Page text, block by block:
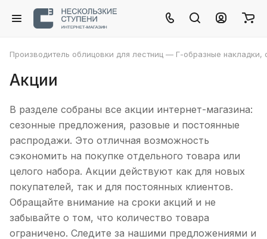
Производитель облицовки для лестниц — Г-образные накладки,
Акции
В разделе собраны все акции интернет-магазина:
сезонные предложения, разовые и постоянные
распродажи. Это отличная возможность
сэкономить на покупке отдельного товара или
целого набора. Акции действуют как для новых
покупателей, так и для постоянных клиентов.
Обращайте внимание на сроки акций и не
забывайте о том, что количество товара
ограничено. Следите за нашими предложениями и